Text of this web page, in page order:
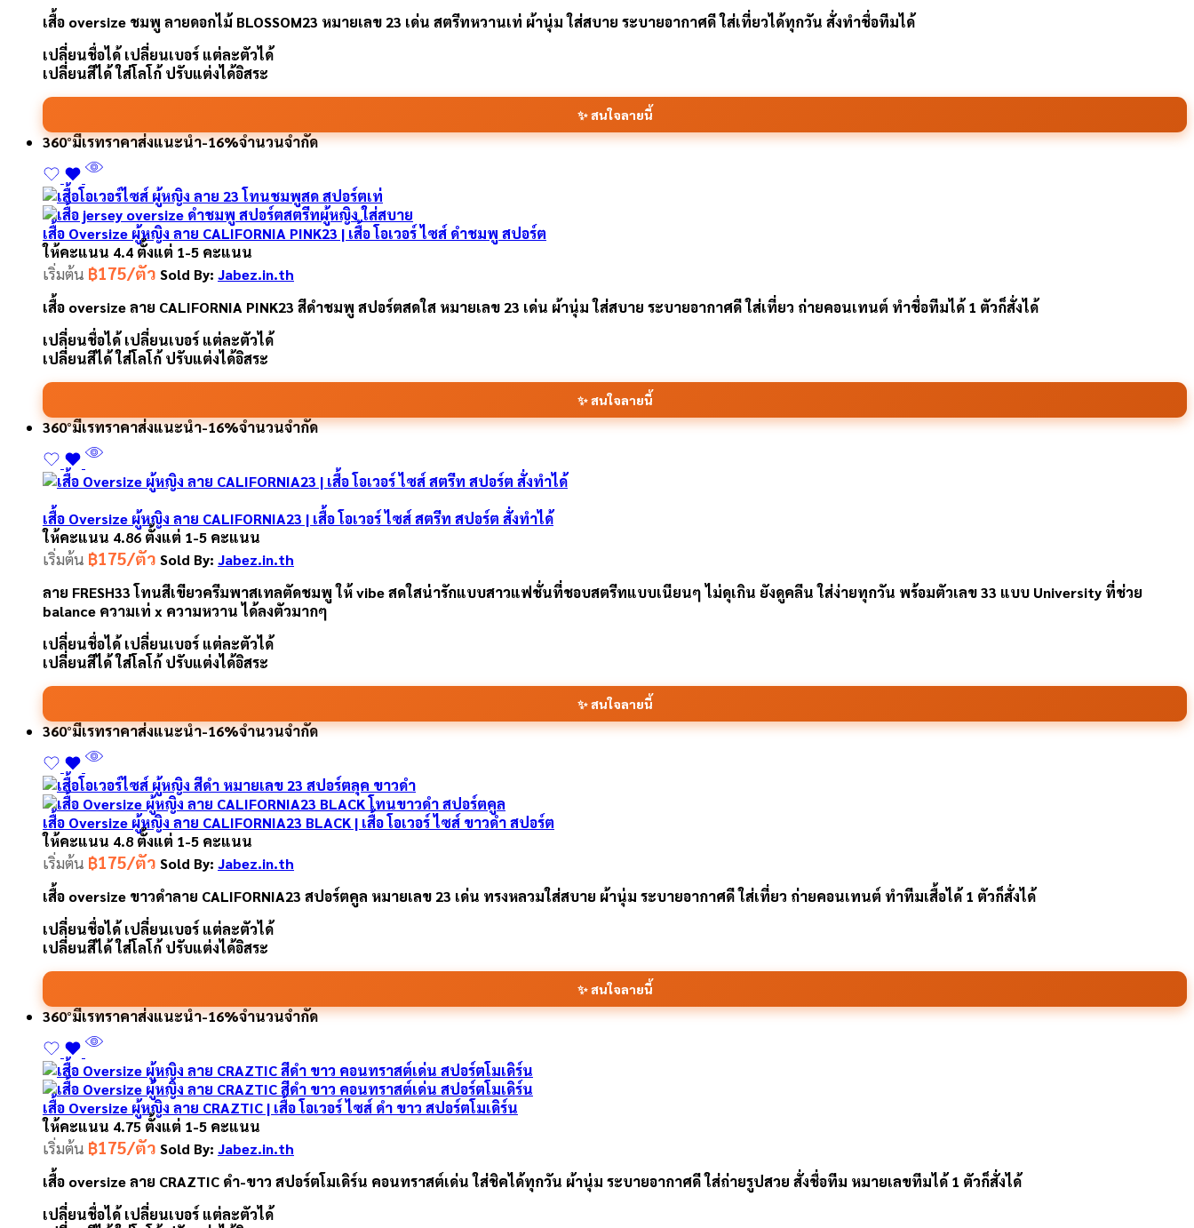
เสื้อ oversize ชมพู ลายดอกไม้ BLOSSOM23 หมายเลข 23 เด่น สตรีทหวานเท่ ผ้านุ่ม ใส่สบาย ระบายอากาศดี ใส่เที่ยวได้ทุกวัน สั่งทำชื่อทีมได้
เปลี่ยนชื่อได้ เปลี่ยนเบอร์ แต่ละตัวได้
เปลี่ยนสีได้ ใส่โลโก้ ปรับแต่งได้อิสระ
✨ สนใจลายนี้
360°มีเรทราคาส่งแนะนำ-16%จำนวนจำกัด
เสื้อ Oversize ผู้หญิง ลาย CALIFORNIA PINK23 | เสื้อ โอเวอร์ ไซส์ ดำชมพู สปอร์ต
ให้คะแนน 4.4 ตั้งแต่ 1-5 คะแนน
เริ่มต้น ฿175/ตัว Sold By: Jabez.in.th
เสื้อ oversize ลาย CALIFORNIA PINK23 สีดำชมพู สปอร์ตสดใส หมายเลข 23 เด่น ผ้านุ่ม ใส่สบาย ระบายอากาศดี ใส่เที่ยว ถ่ายคอนเทนต์ ทำชื่อทีมได้ 1 ตัวก็สั่งได้
เปลี่ยนชื่อได้ เปลี่ยนเบอร์ แต่ละตัวได้
เปลี่ยนสีได้ ใส่โลโก้ ปรับแต่งได้อิสระ
✨ สนใจลายนี้
360°มีเรทราคาส่งแนะนำ-16%จำนวนจำกัด
เสื้อ Oversize ผู้หญิง ลาย CALIFORNIA23 | เสื้อ โอเวอร์ ไซส์ สตรีท สปอร์ต สั่งทำได้
ให้คะแนน 4.86 ตั้งแต่ 1-5 คะแนน
เริ่มต้น ฿175/ตัว Sold By: Jabez.in.th
ลาย FRESH33 โทนสีเขียวครีมพาสเทลตัดชมพู ให้ vibe สดใสน่ารักแบบสาวแฟชั่นที่ชอบสตรีทแบบเนียนๆ ไม่ดุเกิน ยังดูคลีน ใส่ง่ายทุกวัน พร้อมตัวเลข 33 แบบ University ที่ช่วย
balance ความเท่ x ความหวาน ได้ลงตัวมากๆ
เปลี่ยนชื่อได้ เปลี่ยนเบอร์ แต่ละตัวได้
เปลี่ยนสีได้ ใส่โลโก้ ปรับแต่งได้อิสระ
✨ สนใจลายนี้
360°มีเรทราคาส่งแนะนำ-16%จำนวนจำกัด
เสื้อ Oversize ผู้หญิง ลาย CALIFORNIA23 BLACK | เสื้อ โอเวอร์ ไซส์ ขาวดำ สปอร์ต
ให้คะแนน 4.8 ตั้งแต่ 1-5 คะแนน
เริ่มต้น ฿175/ตัว Sold By: Jabez.in.th
เสื้อ oversize ขาวดำลาย CALIFORNIA23 สปอร์ตคูล หมายเลข 23 เด่น ทรงหลวมใส่สบาย ผ้านุ่ม ระบายอากาศดี ใส่เที่ยว ถ่ายคอนเทนต์ ทำทีมเสื้อได้ 1 ตัวก็สั่งได้
เปลี่ยนชื่อได้ เปลี่ยนเบอร์ แต่ละตัวได้
เปลี่ยนสีได้ ใส่โลโก้ ปรับแต่งได้อิสระ
✨ สนใจลายนี้
360°มีเรทราคาส่งแนะนำ-16%จำนวนจำกัด
เสื้อ Oversize ผู้หญิง ลาย CRAZTIC | เสื้อ โอเวอร์ ไซส์ ดำ ขาว สปอร์ตโมเดิร์น
ให้คะแนน 4.75 ตั้งแต่ 1-5 คะแนน
เริ่มต้น ฿175/ตัว Sold By: Jabez.in.th
เสื้อ oversize ลาย CRAZTIC ดำ-ขาว สปอร์ตโมเดิร์น คอนทราสต์เด่น ใส่ชิคได้ทุกวัน ผ้านุ่ม ระบายอากาศดี ใส่ถ่ายรูปสวย สั่งชื่อทีม หมายเลขทีมได้ 1 ตัวก็สั่งได้
เปลี่ยนชื่อได้ เปลี่ยนเบอร์ แต่ละตัวได้